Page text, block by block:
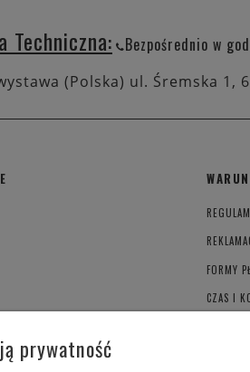
Techniczna: Bezpośrednio w
(Polska) ul. Śremska 1,
FORMY
CZAS I
prywatność